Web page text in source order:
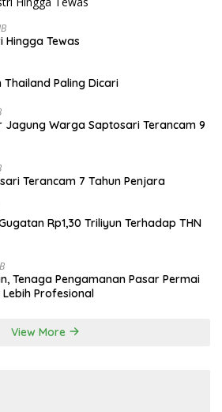
Hingga Tewas
Paling Dicari
Jagung Warga Saptosari Terancam 9
Terancam 7 Tahun Penjara
Rp1,30 Triliyun Terhadap THN
Tenaga Pengamanan Pasar Permai
Profesional
View More